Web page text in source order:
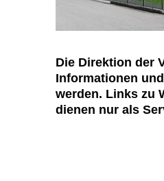
Die Direktion der
Informationen
werden. Links zu
dienen nur als